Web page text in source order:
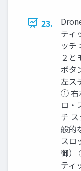
23.
ティ
ッチ
２と
ボタ
左ス
① 右
ロ・
チ
般的
スロ
御）
ティ